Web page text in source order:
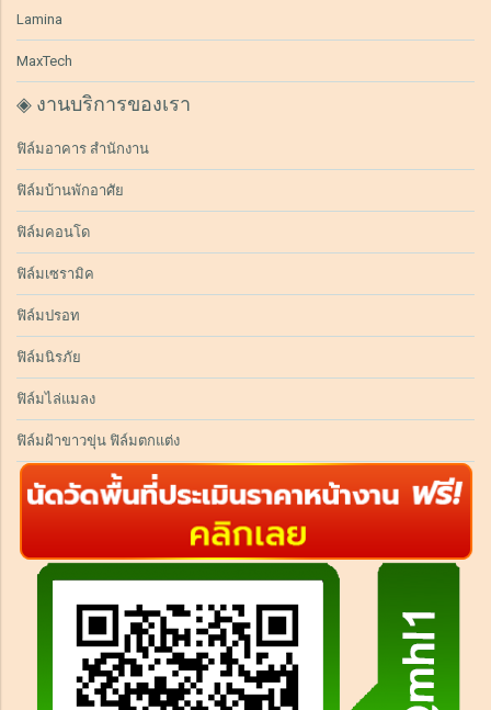
Lamina
MaxTech
◈ งานบริการของเรา
ฟิล์มอาคาร สำนักงาน
ฟิล์มบ้านพักอาศัย
ฟิล์มคอนโด
ฟิล์มเซรามิค
ฟิล์มปรอท
ฟิล์มนิรภัย
ฟิล์มไล่แมลง
ฟิล์มฝ้าขาวขุ่น ฟิล์มตกแต่ง